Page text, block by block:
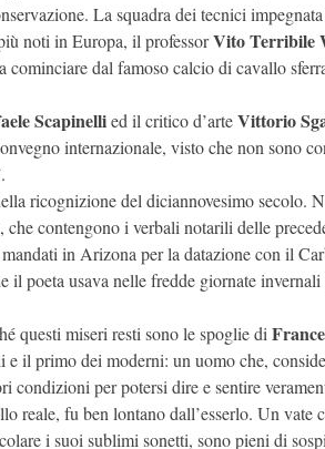
La squadra dei tecnici
noti in Europa, il professorVito Terribile
dal famoso calcio di cavallo
Scapinellied il critico d’arteVittorio
internazionale, visto che non sono
ricognizione del diciannovesimo secolo.
contengono i verbali notarili delle
in Arizona per la datazione con il
poeta usava nelle fredde giornate
questi miseri resti sono le spoglie di
il primo dei moderni: un uomo che,
condizioni per potersi dire e sentire
reale, fu ben lontano dall’esserlo. Un vate
i suoi sublimi sonetti, sono pieni di